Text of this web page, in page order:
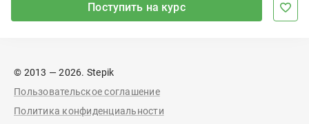
Поступить на курс
© 2013 — 2026. Stepik
Пользовательское соглашение
Политика конфиденциальности